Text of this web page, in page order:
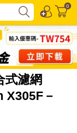
0
濾網
X305F－